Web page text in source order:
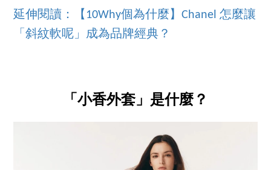
延伸閱讀：【10Why個為什麼】Chanel 怎麼讓
「斜紋軟呢」成為品牌經典？
「小香外套」是什麼？